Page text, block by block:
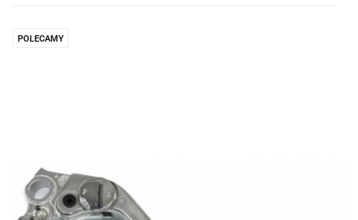
POLECAMY